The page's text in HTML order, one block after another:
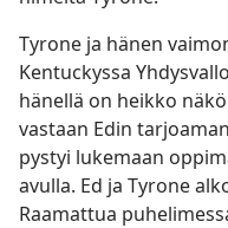
Tyrone ja hänen
Kentuckyssa
hänellä on heikko
vastaan Edin
pystyi lukemaan
avulla. Ed ja Tyrone
Raamattua